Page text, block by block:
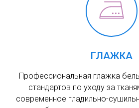
ГЛАЖКА
Профессиональная глажка
стандартов по уходу за
современное гладильно-